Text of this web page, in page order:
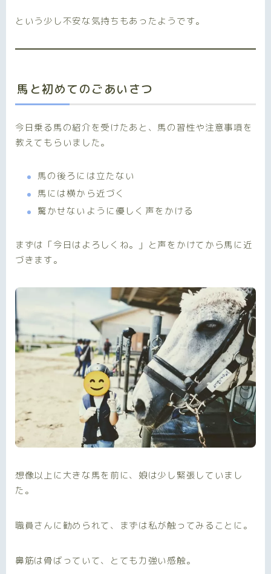
という少し不安な気持ちもあったようです。
馬と初めてのごあいさつ
今日乗る馬の紹介を受けたあと、馬の習性や注意事項を
教えてもらいました。
馬の後ろには立たない
馬には横から近づく
驚かせないように優しく声をかける
まずは「今日はよろしくね。」と声をかけてから馬に近
づきます。
想像以上に大きな馬を前に、娘は少し緊張していまし
た。
職員さんに勧められて、まずは私が触ってみることに。
鼻筋は骨ばっていて、とても力強い感触。